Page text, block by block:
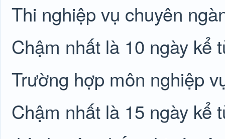
Thi nghiệp vụ chuyên
Chậm nhất là 10 ngày kể
Trường hợp môn nghiệp
Chậm nhất là 15 ngày kể